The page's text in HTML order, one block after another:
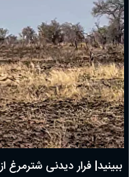
ببینید| فرار دیدنی شترمرغ